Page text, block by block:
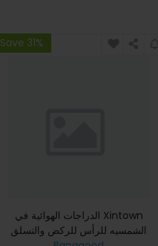
Save 31%
الدراجات الهوائية في Xintown
الشمسيه للرأس للركض والتسلق